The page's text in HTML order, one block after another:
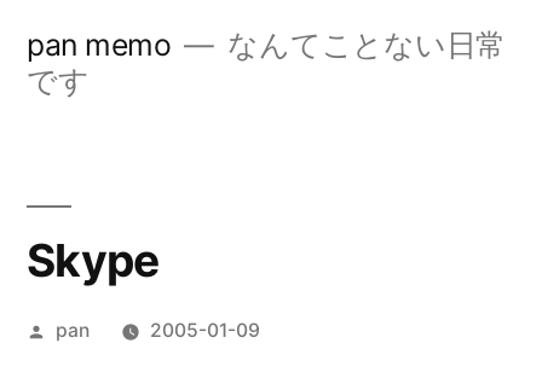
pan memo
なんてことない日常
です
Skype
投
pan 2005-01-09